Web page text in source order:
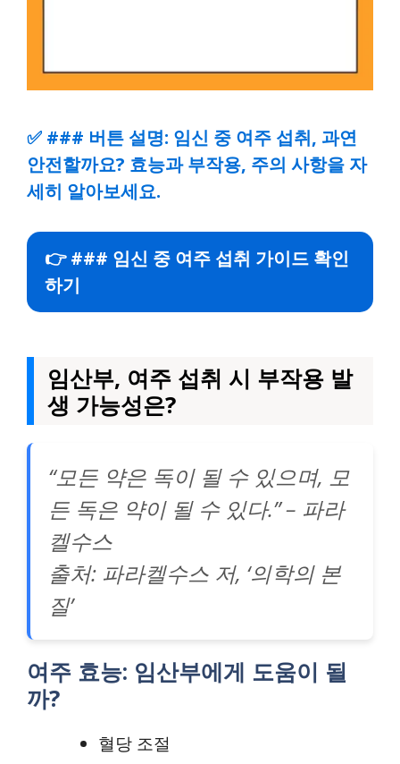
✅ ### 버튼 설명: 임신 중 여주 섭취, 과연
안전할까요? 효능과 부작용, 주의 사항을 자
세히 알아보세요.
👉 ### 임신 중 여주 섭취 가이드 확인
하기
임산부, 여주 섭취 시 부작용 발
생 가능성은?
“모든 약은 독이 될 수 있으며, 모
든 독은 약이 될 수 있다.” – 파라
켈수스
출처: 파라켈수스 저, ‘의학의 본
질’
여주 효능: 임산부에게 도움이 될
까?
혈당 조절